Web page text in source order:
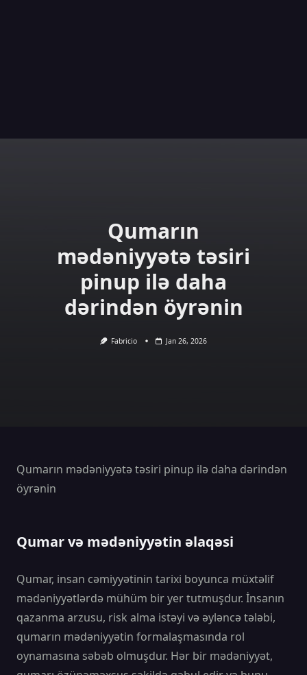
Qumarın
mədəniyyətə təsiri
pinup ilə daha
dərindən öyrənin
Fabricio Jan 26, 2026
Qumarın mədəniyyətə təsiri pinup ilə daha dərindən
öyrənin
Qumar və mədəniyyətin əlaqəsi
Qumar, insan cəmiyyətinin tarixi boyunca müxtəlif
mədəniyyətlərdə mühüm bir yer tutmuşdur. İnsanın
qazanma arzusu, risk alma istəyi və əyləncə tələbi,
qumarın mədəniyyətin formalaşmasında rol
oynamasına səbəb olmuşdur. Hər bir mədəniyyət,